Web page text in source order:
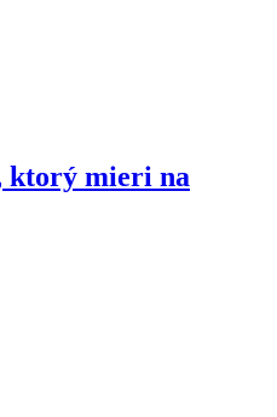
ktorý mieri na